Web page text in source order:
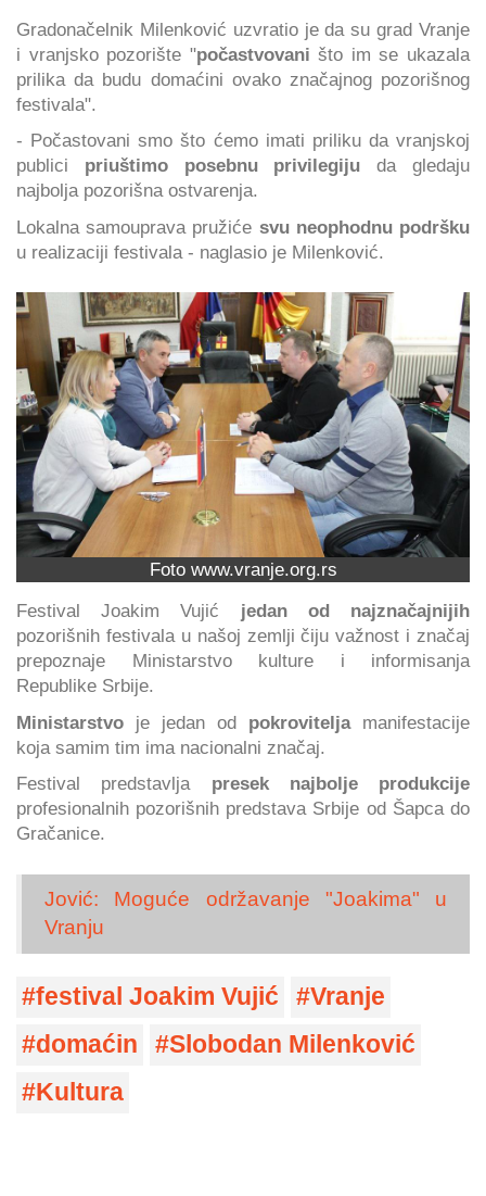
Gradonačelnik Milenković uzvratio je da su grad Vranje
i vranjsko pozorište "počastvovani što im se ukazala
prilika da budu domaćini ovako značajnog pozorišnog
festivala".
- Počastovani smo što ćemo imati priliku da vranjskoj
publici priuštimo posebnu privilegiju da gledaju
najbolja pozorišna ostvarenja.
Lokalna samouprava pružiće svu neophodnu podršku
u realizaciji festivala - naglasio je Milenković.
Foto www.vranje.org.rs
Festival Joakim Vujić jedan od najznačajnijih
pozorišnih festivala u našoj zemlji čiju važnost i značaj
prepoznaje Ministarstvo kulture i informisanja
Republike Srbije.
Ministarstvo je jedan od pokroviteljamanifestacije
koja samim tim ima nacionalni značaj.
Festival predstavlja presek najbolje produkcije
profesionalnih pozorišnih predstava Srbije od Šapca do
Gračanice.
Jović: Moguće održavanje "Joakima" u
Vranju
festival Joakim Vujić
Vranje
domaćin
Slobodan Milenković
Kultura